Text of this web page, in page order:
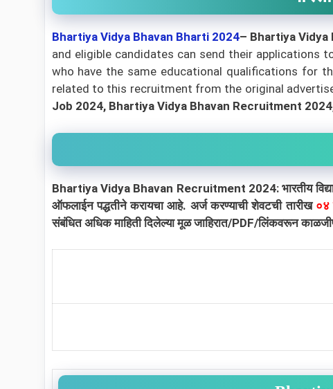
Bhartiya Vidya Bhavan Bharti 2024– Bhartiya Vidya
and eligible candidates can send their
who have the same educational qualifications for
related to this recruitment from the original
Job 2024, Bhartiya Vidya Bhavan Recruitment
Bhartiya Vidya Bhavan Recruitment 2024: भारतीय विद्या
ऑफलाईन पद्धतीने करायचा आहे. अर्ज करण्याची शेवटची तारीख ०४
संबंधित अधिक माहिती दिलेल्या मूळ जाहिरात/PDF/लिंकवरून